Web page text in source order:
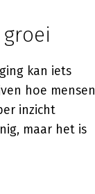
kan iets
hoe mensen
inzicht
maar het is